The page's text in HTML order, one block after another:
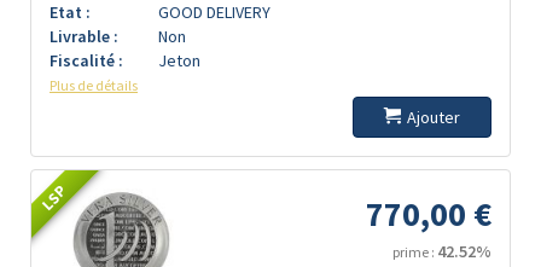
Etat :
GOOD DELIVERY
Livrable :
Non
Fiscalité :
Jeton
Plus de détails
Ajouter
LSP 770,00 €
prime : 42.52%